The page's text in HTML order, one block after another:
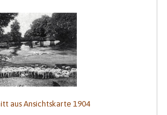
aus Ansichtskarte 1904